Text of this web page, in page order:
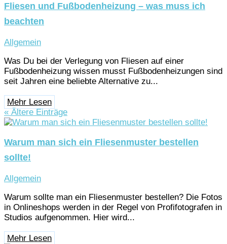
Fliesen und Fußbodenheizung – was muss ich
beachten
Allgemein
Was Du bei der Verlegung von Fliesen auf einer
Fußbodenheizung wissen musst Fußbodenheizungen sind
seit Jahren eine beliebte Alternative zu...
Mehr Lesen
« Ältere Einträge
Warum man sich ein Fliesenmuster bestellen
sollte!
Allgemein
Warum sollte man ein Fliesenmuster bestellen? Die Fotos
in Onlineshops werden in der Regel von Profifotografen in
Studios aufgenommen. Hier wird...
Mehr Lesen